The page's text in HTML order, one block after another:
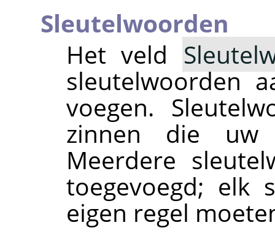
Sleutelwoorden
Het veld
sleutelwoorden
voegen.
zinnen die uw
Meerdere
toegevoegd; elk
eigen regel